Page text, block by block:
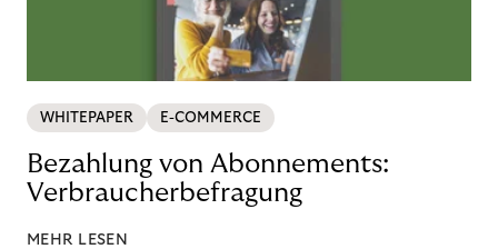
WHITEPAPER E-COMMERCE
Bezahlung von Abonnements:
Verbraucherbefragung
MEHR LESEN